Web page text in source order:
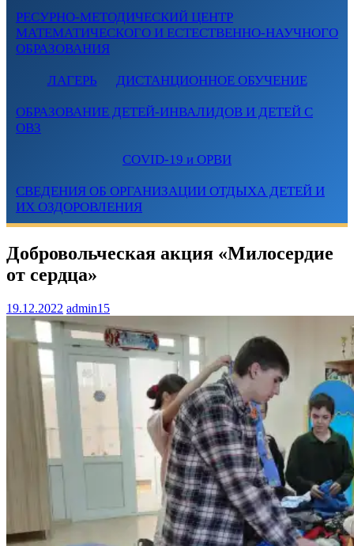
РЕСУРНО-МЕТОДИЧЕСКИЙ ЦЕНТР
МАТЕМАТИЧЕСКОГО И ЕСТЕСТВЕННО-НАУЧНОГО
ОБРАЗОВАНИЯ
ЛАГЕРЬ ДИСТАНЦИОННОЕ ОБУЧЕНИЕ
ОБРАЗОВАНИЕ ДЕТЕЙ-ИНВАЛИДОВ И ДЕТЕЙ С
ОВЗ
COVID-19 и ОРВИ
СВЕДЕНИЯ ОБ ОРГАНИЗАЦИИ ОТДЫХА ДЕТЕЙ И
ИХ ОЗДОРОВЛЕНИЯ
Добровольческая акция «Милосердие
от сердца»
19.12.2022 admin15